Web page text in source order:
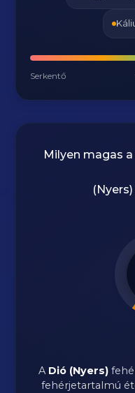
Serkentő
Milyen magas
(Nyers)
A Dió (Nyers)
fehérjetartalmú